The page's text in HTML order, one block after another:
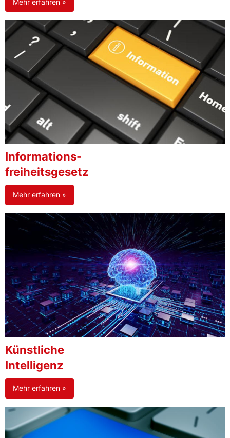
Informations-
freiheitsgesetz
Mehr erfahren »
Künstliche
Intelligenz
Mehr erfahren »